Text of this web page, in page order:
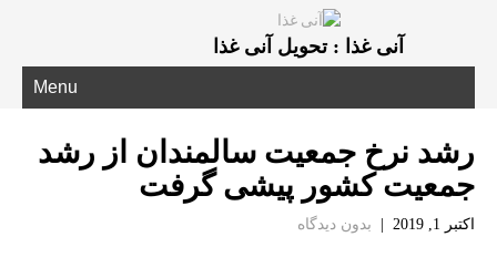
آنی غذا : تحویل آنی غذا
Menu
رشد نرخ جمعیت سالمندان از رشد
جمعیت كشور پیشی گرفت
اکتبر 1, 2019 | بدون دیدگاه